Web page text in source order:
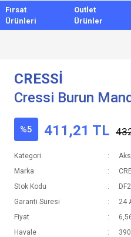
Fırsat
Ürünleri
Outlet
Ürünler
CRESSİ
Cressi Burun
%5 411,21 TL
Kategori
Marka
Stok Kodu
Garanti Süresi
24
Fiyat
Havale